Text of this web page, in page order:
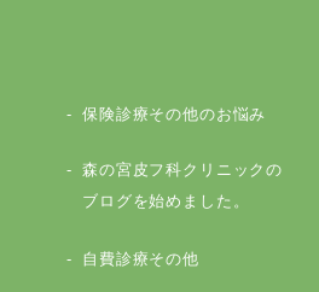
保険診療その他のお悩み
森の宮皮フ科クリニックの
ブログを始めました。
自費診療その他